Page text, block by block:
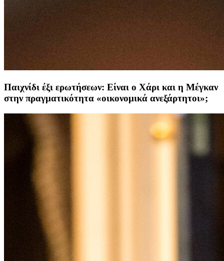
Παιχνίδι έξι ερωτήσεων: Είναι ο Χάρι και η Μέγκαν
στην πραγματικότητα «οικονομικά ανεξάρτητοι»;